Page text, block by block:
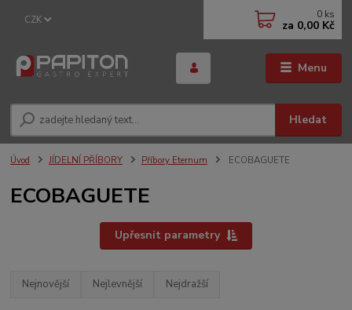
Menu
CZK
Hledat
0 ks
za 0,00 Kč
Úvod JÍDELNÍ PŘÍBORY Příbory Eternum ECOBAGUETE
ECOBAGUETE
Upřesnit parametry
Nejnovější Nejlevnější Nejdražší